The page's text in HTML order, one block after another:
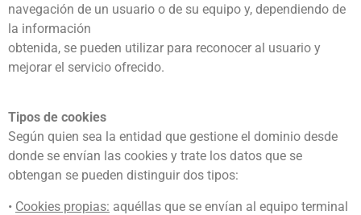
navegación de un usuario o de su equipo y, dependiendo de
la información
obtenida, se pueden utilizar para reconocer al usuario y
mejorar el servicio ofrecido.
Tipos de cookies
Según quien sea la entidad que gestione el dominio desde
donde se envían las cookies y trate los datos que se
obtengan se pueden distinguir dos tipos:
• Cookies propias: aquéllas que se envían al equipo terminal